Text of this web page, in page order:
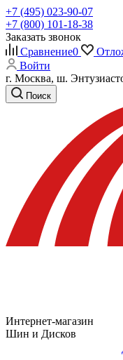
+7 (495) 023-90-07
+7 (800) 101-18-38
Заказать звонок
Сравнение0
Войти
г. Москва, ш.
Поиск
Интернет-магазин
Шин и Дисков